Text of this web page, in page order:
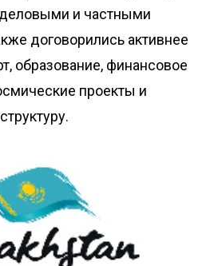
и частными
договорились активнее
образование, финансовое
проекты и